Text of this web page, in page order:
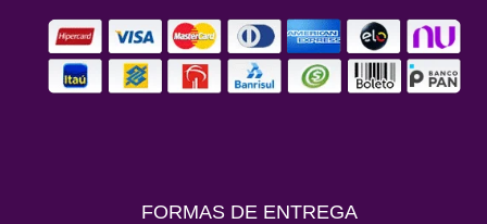
FORMAS DE ENTREGA